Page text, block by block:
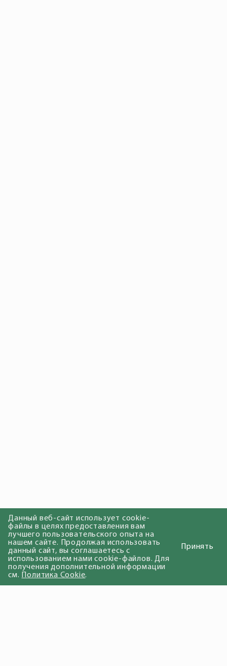
Данный веб-сайт использует cookie-
файлы в целях предоставления вам
лучшего пользовательского опыта на
нашем сайте. Продолжая использовать
данный сайт, вы соглашаетесь с
использованием нами cookie-файлов. Для
получения дополнительной информации
см.
Политика Cookie.
Принять